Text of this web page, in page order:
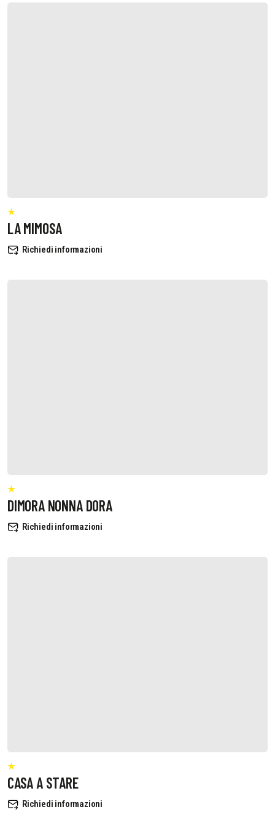
LA MIMOSA
Richiedi informazioni
DIMORA NONNA DORA
Richiedi informazioni
CASA A STARE
Richiedi informazioni